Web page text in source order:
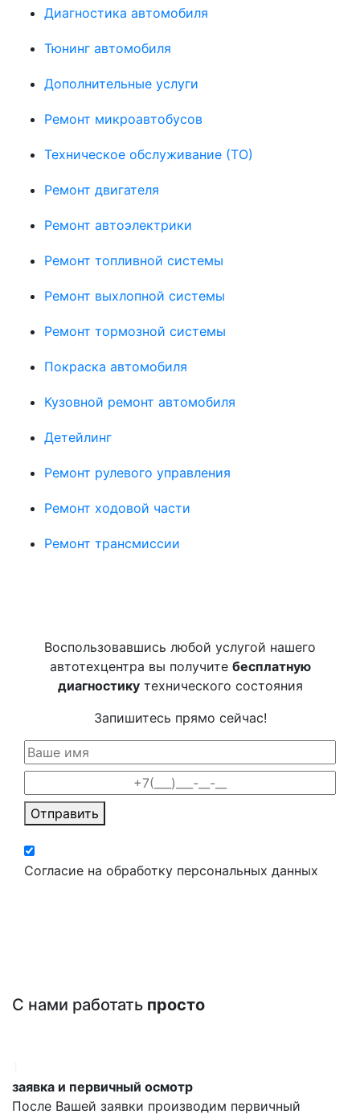
Диагностика автомобиля
Тюнинг автомобиля
Дополнительные услуги
Ремонт микроавтобусов
Техническое обслуживание (ТО)
Ремонт двигателя
Ремонт автоэлектрики
Ремонт топливной системы
Ремонт выхлопной системы
Ремонт тормозной системы
Покраска автомобиля
Кузовной ремонт автомобиля
Детейлинг
Ремонт рулевого управления
Ремонт ходовой части
Ремонт трансмиссии
Воспользовавшись любой услугой нашего
автотехцентра вы получите бесплатную
диагностикутехнического состояния
Запишитесь прямо сейчас!
Отправить
Согласие на обработку персональных данных
С нами работать просто
заявка и первичный осмотр
После Вашей заявки производим первичный